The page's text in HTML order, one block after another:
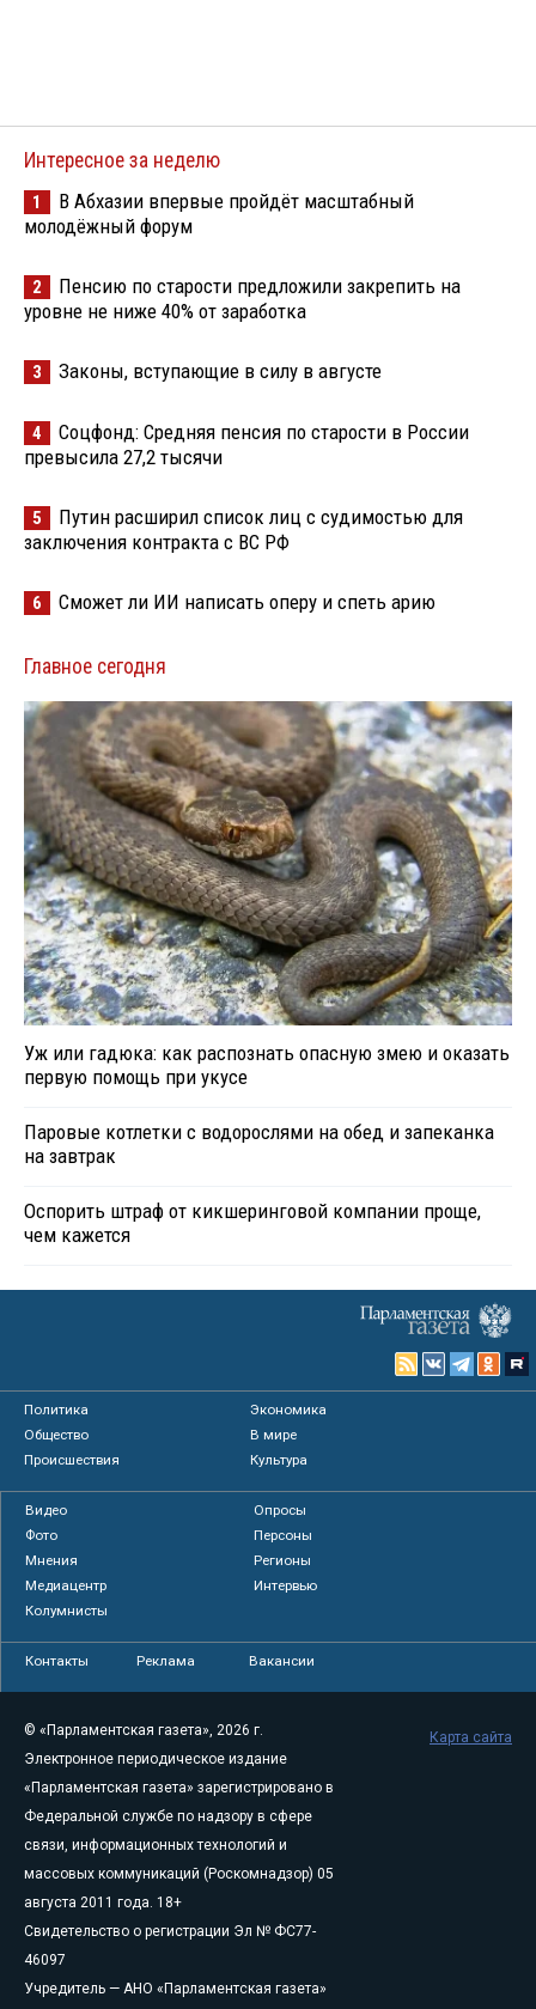
Интересное за неделю
1
В Абхазии впервые пройдёт масштабный
молодёжный форум
2
Пенсию по старости предложили закрепить на
уровне не ниже 40% от заработка
3 Законы, вступающие в силу в августе
4
Соцфонд: Средняя пенсия по старости в России
превысила 27,2 тысячи
5
Путин расширил список лиц с судимостью для
заключения контракта с ВС РФ
6 Сможет ли ИИ написать оперу и спеть арию
Главное сегодня
Уж или гадюка: как распознать опасную змею и оказать
первую помощь при укусе
Паровые котлетки с водорослями на обед и запеканка
на завтрак
Оспорить штраф от кикшеринговой компании проще,
чем кажется
Политика
Экономика
Общество
В мире
Происшествия
Культура
Видео
Опросы
Фото
Персоны
Мнения
Регионы
Медиацентр
Интервью
Колумнисты
Контакты Реклама Вакансии
© «Парламентская газета», 2026 г.
Электронное периодическое издание
«Парламентская газета» зарегистрировано в
Федеральной службе по надзору в сфере
связи, информационных технологий и
массовых коммуникаций (Роскомнадзор) 05
августа 2011 года. 18+
Свидетельство о регистрации Эл № ФС77-
46097
Учредитель — АНО «Парламентская газета»
Карта сайта